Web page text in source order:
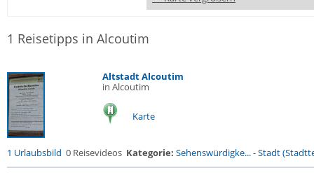
1 Reisetipps in Alcoutim
Altstadt Alcoutim
in Alcoutim
Karte
1 Urlaubsbild 0 Reisevideos Kategorie: Sehenswürdigke...-Stadt